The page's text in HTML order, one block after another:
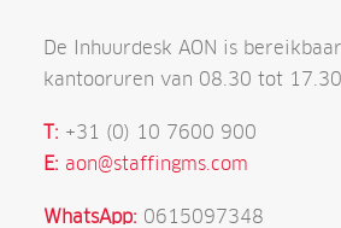
De Inhuurdesk AON is
kantooruren van 08.30 tot
T: +31 (0) 10 7600 900
E: aon@staffingms.com
WhatsApp: 0615097348